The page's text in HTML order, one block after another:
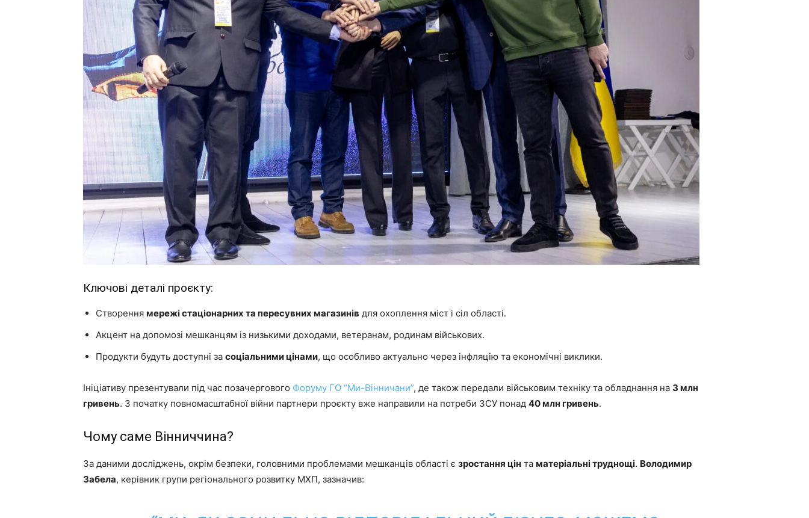
Ключові деталі проєкту:
Створення мережі стаціонарних та пересувних магазинів для охоплення міст і сіл області.
Акцент на допомозі мешканцям із низькими доходами, ветеранам, родинам військових.
Продукти будуть доступні за соціальними цінами, що особливо актуально через інфляцію та економічні виклики.
Ініціативу презентували під час позачергового Форуму ГО “Ми-Вінничани”, де також передали військовим техніку та обладнання на 3 млн
гривень. З початку повномасштабної війни партнери проєкту вже направили на потреби ЗСУ понад 40 млн гривень.
Чому саме Вінниччина?
За даними досліджень, окрім безпеки, головними проблемами мешканців області є зростання цін та матеріальні труднощі. Володимир
Забела, керівник групи регіонального розвитку МХП, зазначив: